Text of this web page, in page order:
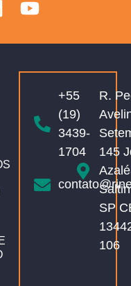
+55
(19)
3439-
1704
R.
145
SP
106